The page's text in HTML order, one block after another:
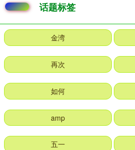
话题标签
金湾
再次
如何
amp
五一